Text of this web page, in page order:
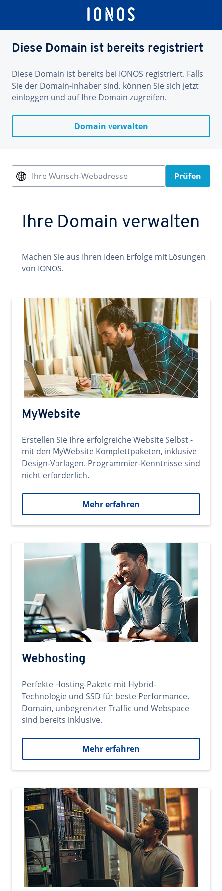
Diese Domain ist bereits registriert
Diese Domain ist bereits bei IONOS registriert. Falls
Sie der Domain-Inhaber sind, können Sie sich jetzt
einloggen und auf Ihre Domain zugreifen.
Domain verwalten
Ihre Wunsch-Webadresse Prüfen
Ihre Domain verwalten
Machen Sie aus Ihren Ideen Erfolge mit Lösungen
von IONOS.
MyWebsite
Erstellen Sie Ihre erfolgreiche Website Selbst -
mit den MyWebsite Komplettpaketen, inklusive
Design-Vorlagen. Programmier-Kenntnisse sind
nicht erforderlich.
Mehr erfahren
Webhosting
Perfekte Hosting-Pakete mit Hybrid-
Technologie und SSD für beste Performance.
Domain, unbegrenzter Traffic und Webspace
sind bereits inklusive.
Mehr erfahren